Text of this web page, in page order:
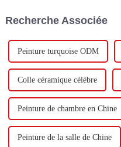
base d'eau et 60 000 tonnes de
Recherche Associée
Peinture turquoise ODM
Colle céramique célèbre
Peinture de chambre en Chine
Peinture de la salle de Chine